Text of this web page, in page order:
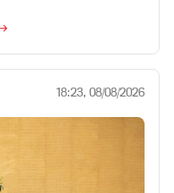
18:23, 08/08/2026